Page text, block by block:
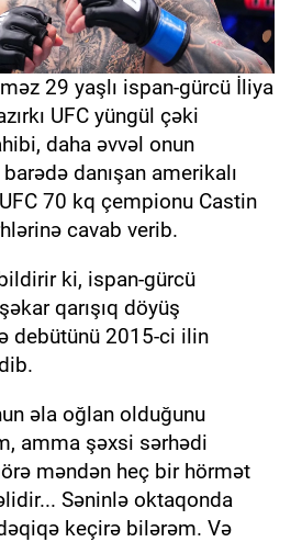
29 yaşlı ispan-gürcü İliya
UFC yüngül çəki
daha əvvəl onun
danışan amerikalı
70 kq çempionu Castin
cavab verib.
ki, ispan-gürcü
qarışıq döyüş
debütünü 2015-ci ilin
əla oğlan olduğunu
amma şəxsi sərhədi
məndən heç bir hörmət
Səninlə oktaqonda
keçirə bilərəm. Və